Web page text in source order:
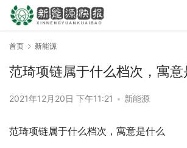
首页 新能源
范琦项链属于什么档次，寓意
2021年12月20日 下午11:21 • 新能源
范琦项链属于什么档次，寓意是什么